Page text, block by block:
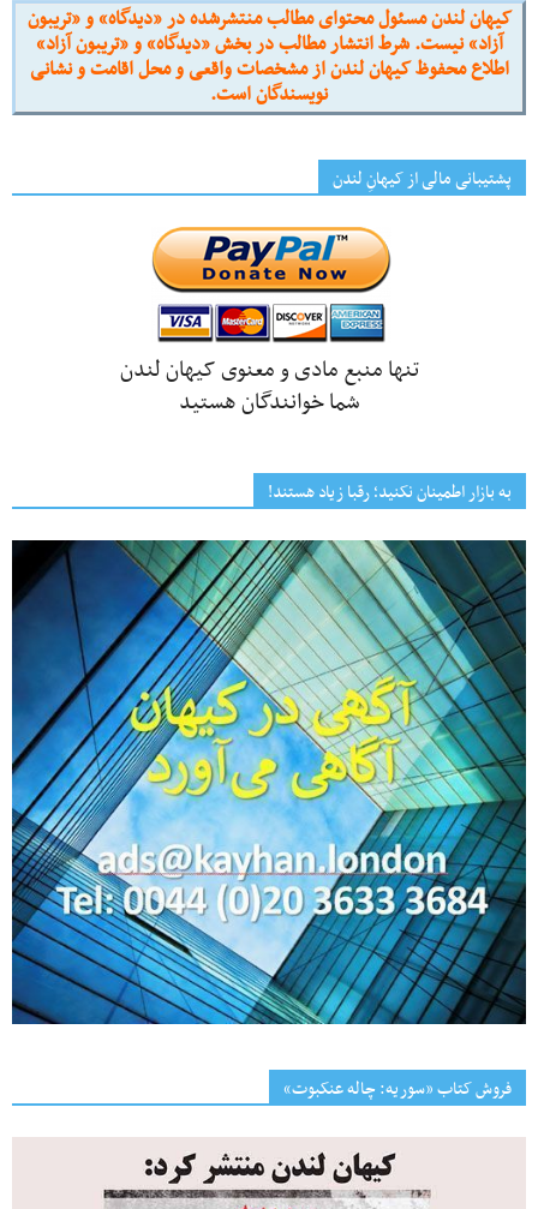
کیهان لندن مسئول محتوای مطالب منتشرشده در «دیدگاه» و «تریبون
آزاد» نیست. شرط انتشار مطالب در بخش «دیدگاه» و «تریبون آزاد»
اطلاع محفوظ کیهان لندن از مشخصات واقعی و محل اقامت و نشانی
نویسندگان است.
پشتیبانی مالی از کیهانِ لندن
تنها منبع مادی و معنوی کیهان لندن
شما خوانندگان هستید
به بازار اطمینان نکنید؛ رقبا زیاد هستند!
فروش کتاب «سوریه: چاله عنکبوت»